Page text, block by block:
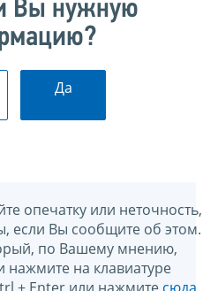
Вы нужную
Да
опечатку или неточность,
если Вы сообщите об этом.
по Вашему мнению,
нажмите на клавиатуре